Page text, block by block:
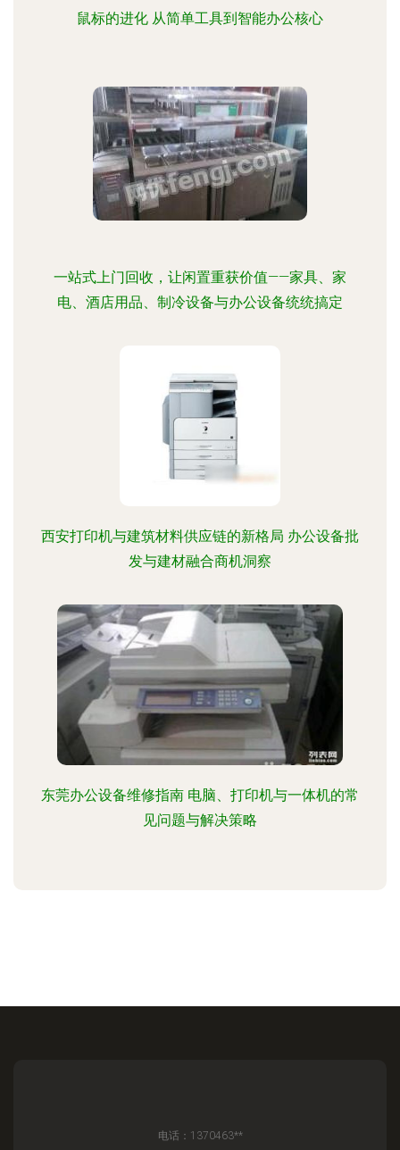
鼠标的进化 从简单工具到智能办公核心
一站式上门回收，让闲置重获价值——家具、家
电、酒店用品、制冷设备与办公设备统统搞定
西安打印机与建筑材料供应链的新格局 办公设备批
发与建材融合商机洞察
东莞办公设备维修指南 电脑、打印机与一体机的常
见问题与解决策略
电话：1370463**